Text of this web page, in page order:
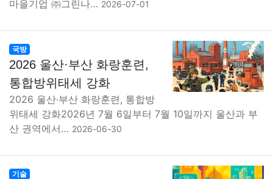
마을기업 ㈜그린나… 2026-07-01
국방
2026 울산·부산 화랑훈련,
통합방위태세 강화
2026 울산·부산 화랑훈련, 통합방
위태세 강화2026년 7월 6일부터 7월 10일까지 울산과 부
산 권역에서… 2026-06-30
기술